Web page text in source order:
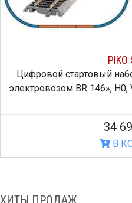
PIKO
Цифровой стартовый
электровозом BR 146», H0,
34
В
ХИТЫ ПРОДАЖ